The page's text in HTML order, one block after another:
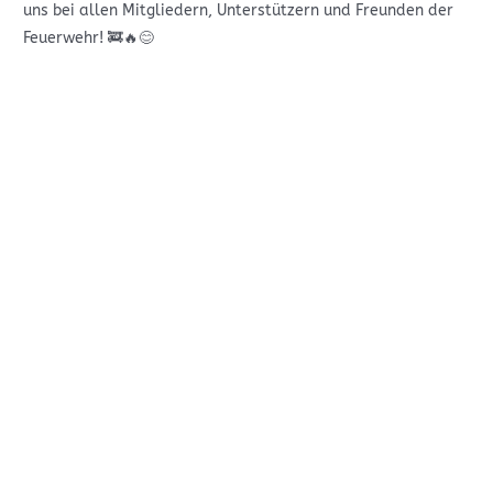
uns bei allen Mitgliedern, Unterstützern und Freunden der
Feuerwehr! 🚒🔥😊